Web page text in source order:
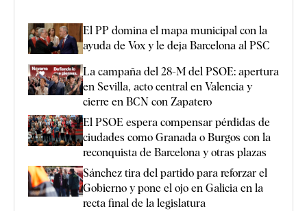
El PP domina el mapa municipal con la
ayuda de Vox y le deja Barcelona al PSC
La campaña del 28-M del PSOE: apertura
en Sevilla, acto central en Valencia y
cierre en BCN con Zapatero
El PSOE espera compensar pérdidas de
ciudades como Granada o Burgos con la
reconquista de Barcelona y otras plazas
Sánchez tira del partido para reforzar el
Gobierno y pone el ojo en Galicia en la
recta final de la legislatura